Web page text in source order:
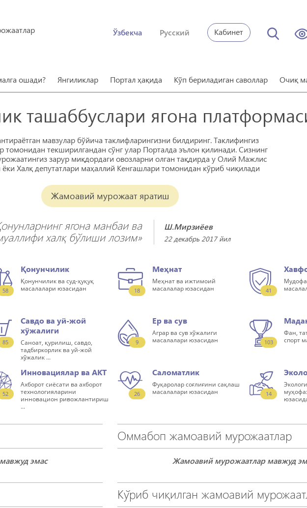
Ўзбекча Русский Кабинет
ошади? Янгиликлар Портал ҳақида Кўп бериладиган саволлар Очиқ
ташаббуслари ягона
мавзулар бўйича таклифларингизни билдиринг. Таклифингиз
томонидан текширилгандан сўнг улар Порталда эълон қилинади. Сизнинг
зарур миқдордаги овозларни олган тақдирда у Олий Мажлис
ёки Халқ депутатлари маҳаллий Кенгашлари томонидан кўриб чиқилади
Жамоавий мурожаат яратиш
ягона манбаи ва
халқ бўлиши лозим»
Ш.Мирзиёев
22 декабрь 2017 йил
Қонунчилик
Қонунчилик ва суд-ҳуқуқ
масалалари юзасидан
58
Меҳнат
Меҳнат ва ижтимоий
масалалар юзасидан
18 41
Савдо ва уй-жой
хўжалиги
Саноат, қурилиш, савдо,
тадбиркорлик ва уй-жой
хўжалик ...
85
Ер ва сув
Аграр ва сув хўжалиги
масалалари юзасидан
9
Фан,
спорт
103
Инновациялар ва АКТ
Ахборот сиёсати ва ахборот
технологияларини
инновацион ривожлантириш
...
52
Саломатлик
Фуқаролар соғлиғини сақлаш
масалалари юзасидан
26 14
эмас
Оммабоп жамоавий мурожаатлар
Жамоавий мурожаатлар мавжуд
Кўриб чиқилган жамоавий